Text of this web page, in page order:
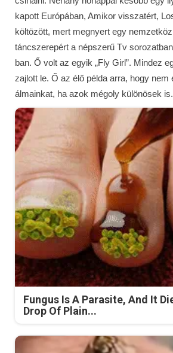
kapott Európában, Amikor visszatért,
költözött, mert megnyert egy
táncszerepért a népszerű Tv
ban. Ő volt az egyik „Fly Girl”. Mindez
zajlott le. Ő az élő példa arra, hogy nem
álmainkat, ha azok mégoly különösek is.
Fungus Is A Parasite, And It
Drop Of Plain...